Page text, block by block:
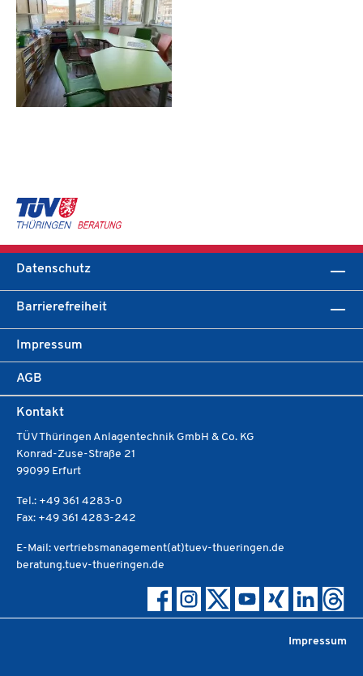
Datenschutz
Barrierefreiheit
Impressum
AGB
Kontakt
TÜV Thüringen Anlagentechnik GmbH & Co. KG
Konrad-Zuse-Straße 21
99099 Erfurt
Tel.: +49 361 4283-0
Fax: +49 361 4283-242
E-Mail: vertriebsmanagement(at)tuev-thueringen.de
beratung.tuev-thueringen.de
Impressum